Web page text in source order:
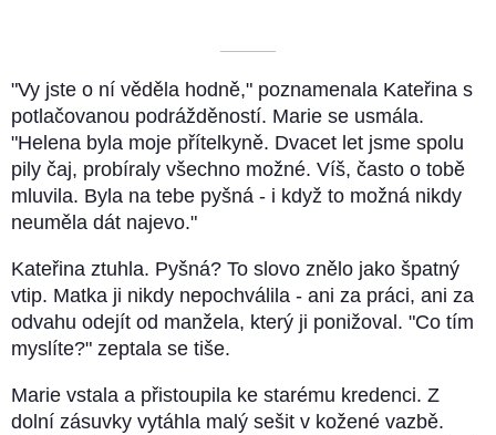
––––––––––
"Vy jste o ní věděla hodně," poznamenala Kateřina s
potlačovanou podrážděností. Marie se usmála.
"Helena byla moje přítelkyně. Dvacet let jsme spolu
pily čaj, probíraly všechno možné. Víš, často o tobě
mluvila. Byla na tebe pyšná - i když to možná nikdy
neuměla dát najevo."
Kateřina ztuhla. Pyšná? To slovo znělo jako špatný
vtip. Matka ji nikdy nepochválila - ani za práci, ani za
odvahu odejít od manžela, který ji ponižoval. "Co tím
myslíte?" zeptala se tiše.
Marie vstala a přistoupila ke starému kredenci. Z
dolní zásuvky vytáhla malý sešit v kožené vazbě.